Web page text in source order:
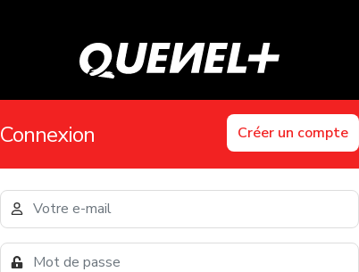
Connexion Créer un compte